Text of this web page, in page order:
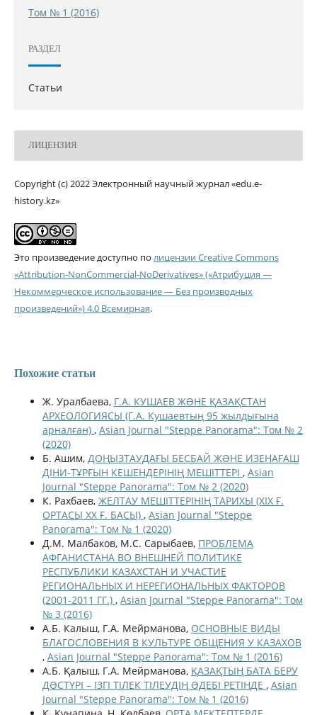
Том № 1 (2016)
РАЗДЕЛ
Статьи
ЛИЦЕНЗИЯ
Copyright (c) 2022 Электронный научный журнал «edu.e-
history.kz»
Это произведение доступно по лицензии Creative Commons
«Attribution-NonCommercial-NoDerivatives» («Атрибуция —
Некоммерческое использование — Без производных
произведений») 4.0 Всемирная.
Похожие статьи
Ж. Уралбаева, Г.А. КУШАЕВ ЖƏНЕ ҚАЗАҚСТАН
АРХЕОЛОГИЯСЫ (Г.А. Кушаевтың 95 жылдығына
арналған) , Asian Journal "Steppe Panorama": Том № 2
(2020)
Б. Ашим, ДОҢЫЗТАУДАҒЫ БЕСБАЙ ЖƏНЕ ИЗЕНАҒАШ
ДІНИ-ТҰРҒЫН КЕШЕНДЕРІНІҢ МЕШІТТЕРІ , Asian
Journal "Steppe Panorama": Том № 2 (2020)
К. Рахбаев, ЖЕЛТАУ МЕШІТТЕРІНІҢ ТАРИХЫ (ХІХ Ғ.
ОРТАСЫ ХХ Ғ. БАСЫ) , Asian Journal "Steppe
Panorama": Том № 1 (2020)
Д.М. Малбаков, М.С. Сарыбаев, ПРОБЛЕМА
АФГАНИСТАНА ВО ВНЕШНЕЙ ПОЛИТИКЕ
РЕСПУБЛИКИ КАЗАХСТАН И УЧАСТИЕ
РЕГИОНАЛЬНЫХ И НЕРЕГИОНАЛЬНЫХ ФАКТОРОВ
(2001-2011 ГГ.) , Asian Journal "Steppe Panorama": Том
№ 3 (2016)
А.Б. Калыш, Г.А. Мейрманова, ОСНОВНЫЕ ВИДЫ
БЛАГОСЛОВЕНИЯ В КУЛЬТУРЕ ОБЩЕНИЯ У КАЗАХОВ
, Asian Journal "Steppe Panorama": Том № 1 (2016)
А.Б. Қалыш, Г.А. Мейрманова, ҚАЗАҚТЫҢ БАТА БЕРУ
ДƏСТҮРІ – ІЗГІ ТІЛЕК ТІЛЕУДІҢ ƏДЕБІ РЕТІНДЕ , Asian
Journal "Steppe Panorama": Том № 1 (2016)